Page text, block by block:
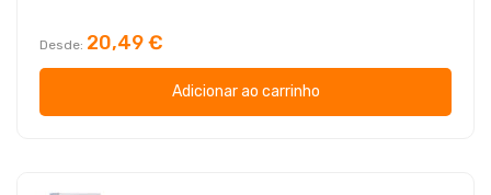
Desde 20,49 €
Adicionar ao carrinho